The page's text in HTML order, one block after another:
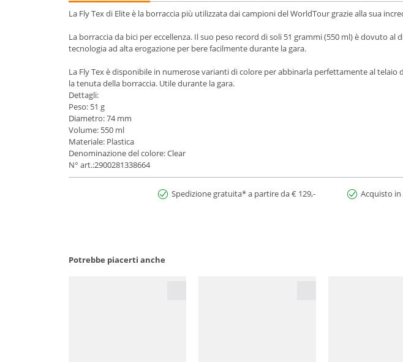
La Fly Tex di Elite è la borraccia più utilizzata dai campioni del WorldTour grazie alla sua
La borraccia da bici per eccellenza. Il suo peso record di soli 51 grammi (550 ml) è dovuto
tecnologia ad alta erogazione per bere facilmente durante la gara.
La Fly Tex è disponibile in numerose varianti di colore per abbinarla perfettamente al
la tenuta della borraccia. Utile durante la gara.
Dettagli:
Peso: 51 g
Diametro: 74 mm
Volume: 550 ml
Materiale: Plastica
Denominazione del colore: Clear
N° art.:2900281338664
Spedizione gratuita* a partire da € 129,- Acquisto
Potrebbe piacerti anche